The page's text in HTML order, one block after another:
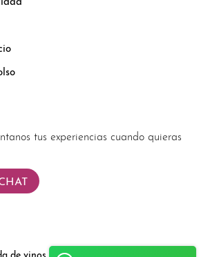
tus experiencias cuando quieras